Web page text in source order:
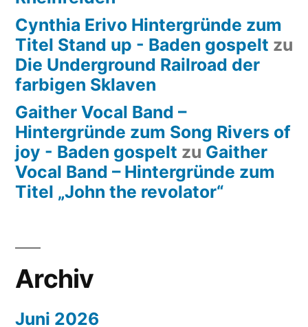
Cynthia Erivo Hintergründe zum
Titel Stand up - Baden gospelt zu
Die Underground Railroad der
farbigen Sklaven
Gaither Vocal Band –
Hintergründe zum Song Rivers of
joy - Baden gospelt zu Gaither
Vocal Band – Hintergründe zum
Titel „John the revolator“
Archiv
Juni 2026